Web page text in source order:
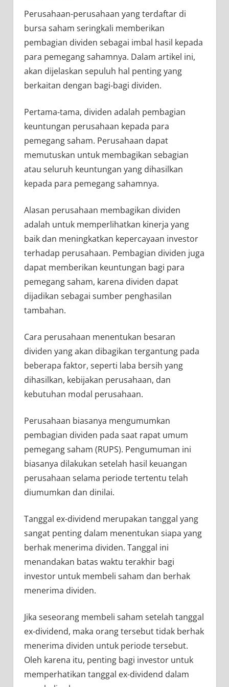
Perusahaan-perusahaan yang terdaftar di
bursa saham seringkali memberikan
pembagian dividen sebagai imbal hasil kepada
para pemegang sahamnya. Dalam artikel ini,
akan dijelaskan sepuluh hal penting yang
berkaitan dengan bagi-bagi dividen.
Pertama-tama, dividen adalah pembagian
keuntungan perusahaan kepada para
pemegang saham. Perusahaan dapat
memutuskan untuk membagikan sebagian
atau seluruh keuntungan yang dihasilkan
kepada para pemegang sahamnya.
Alasan perusahaan membagikan dividen
adalah untuk memperlihatkan kinerja yang
baik dan meningkatkan kepercayaan investor
terhadap perusahaan. Pembagian dividen juga
dapat memberikan keuntungan bagi para
pemegang saham, karena dividen dapat
dijadikan sebagai sumber penghasilan
tambahan.
Cara perusahaan menentukan besaran
dividen yang akan dibagikan tergantung pada
beberapa faktor, seperti laba bersih yang
dihasilkan, kebijakan perusahaan, dan
kebutuhan modal perusahaan.
Perusahaan biasanya mengumumkan
pembagian dividen pada saat rapat umum
pemegang saham (RUPS). Pengumuman ini
biasanya dilakukan setelah hasil keuangan
perusahaan selama periode tertentu telah
diumumkan dan dinilai.
Tanggal ex-dividend merupakan tanggal yang
sangat penting dalam menentukan siapa yang
berhak menerima dividen. Tanggal ini
menandakan batas waktu terakhir bagi
investor untuk membeli saham dan berhak
menerima dividen.
Jika seseorang membeli saham setelah tanggal
ex-dividend, maka orang tersebut tidak berhak
menerima dividen untuk periode tersebut.
Oleh karena itu, penting bagi investor untuk
memperhatikan tanggal ex-dividend dalam